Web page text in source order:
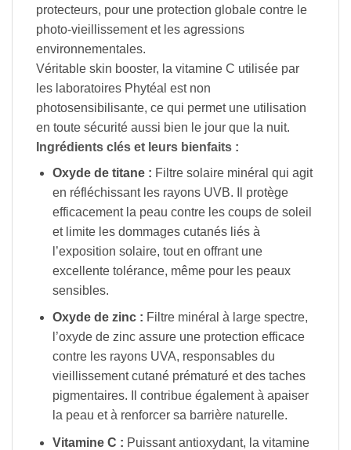
protecteurs, pour une protection globale contre le
photo-vieillissement et les agressions
environnementales.
Véritable skin booster, la vitamine C utilisée par
les laboratoires Phytéal est non
photosensibilisante, ce qui permet une utilisation
en toute sécurité aussi bien le jour que la nuit.
Ingrédients clés et leurs bienfaits :
Oxyde de titane : Filtre solaire minéral qui agit
en réfléchissant les rayons UVB. Il protège
efficacement la peau contre les coups de soleil
et limite les dommages cutanés liés à
l’exposition solaire, tout en offrant une
excellente tolérance, même pour les peaux
sensibles.
Oxyde de zinc : Filtre minéral à large spectre,
l’oxyde de zinc assure une protection efficace
contre les rayons UVA, responsables du
vieillissement cutané prématuré et des taches
pigmentaires. Il contribue également à apaiser
la peau et à renforcer sa barrière naturelle.
Vitamine C : Puissant antioxydant, la vitamine